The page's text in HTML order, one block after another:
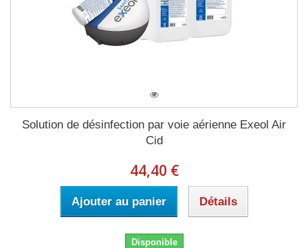
Solution de désinfection par voie aérienne Exeol Air
Cid
44,40 €
Ajouter au panier Détails
Disponible